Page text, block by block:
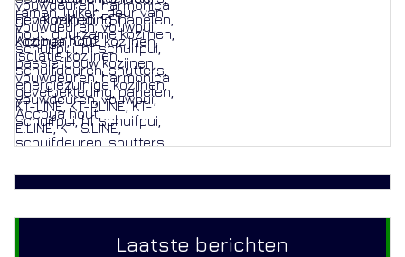
Laatste berichten